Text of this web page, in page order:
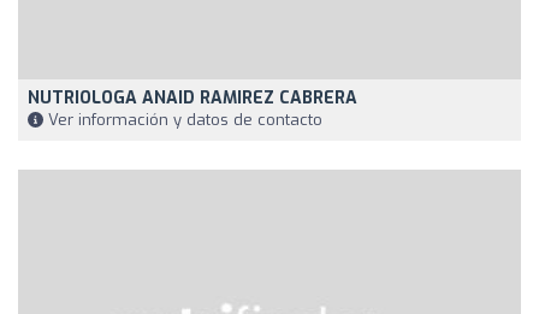
NUTRIOLOGA ANAID RAMIREZ CABRERA
Ver información y datos de contacto